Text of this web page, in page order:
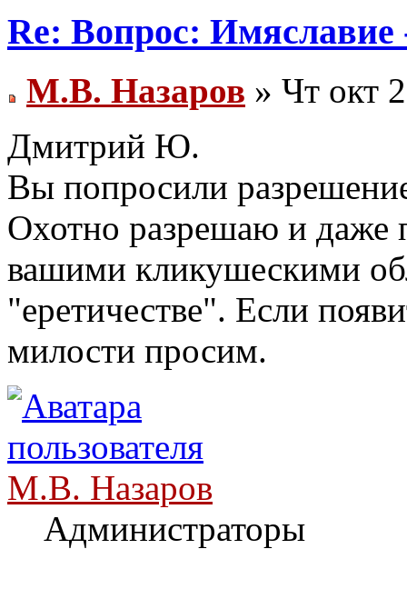
Re: Вопрос: Имяславие
М.В. Назаров » Чт окт
Дмитрий Ю.
Вы попросили
Охотно разрешаю и
вашими кликушескими
"еретичестве". Если
милости просим.
М.В. Назаров
Администраторы